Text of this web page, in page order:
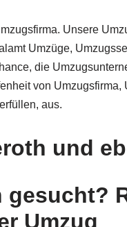
Unsere
Umzüge,
die
von
aus.
und
Umzug